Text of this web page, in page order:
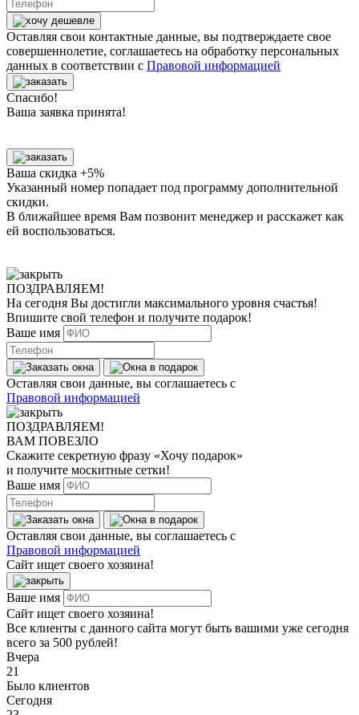
Оставляя свои контактные данные, вы подтверждаете свое
совершеннолетие, соглашаетесь на обработку персональных
данных в соответствии с Правовой информацией
Спасибо!
Ваша заявка принята!
Ваша скидка +5%
Указанный номер попадает под программу дополнительной
скидки.
В ближайшее время Вам позвонит менеджер и расскажет как
ей воспользоваться.
ПОЗДРАВЛЯЕМ!
На сегодня Вы достигли максимального уровня счастья!
Впишите свой телефон и получите подарок!
Ваше имя
Оставляя свои данные, вы соглашаетесь с
Правовой информацией
ПОЗДРАВЛЯЕМ!
ВАМ ПОВЕЗЛО
Скажите секретную фразу «Хочу подарок»
и получите москитные сетки!
Ваше имя
Оставляя свои данные, вы соглашаетесь с
Правовой информацией
Сайт ищет своего хозяина!
Ваше имя
Сайт ищет своего хозяина!
Все клиенты с данного сайта могут быть вашими уже сегодня
всего за 500 рублей!
Вчера
21
Было клиентов
Сегодня